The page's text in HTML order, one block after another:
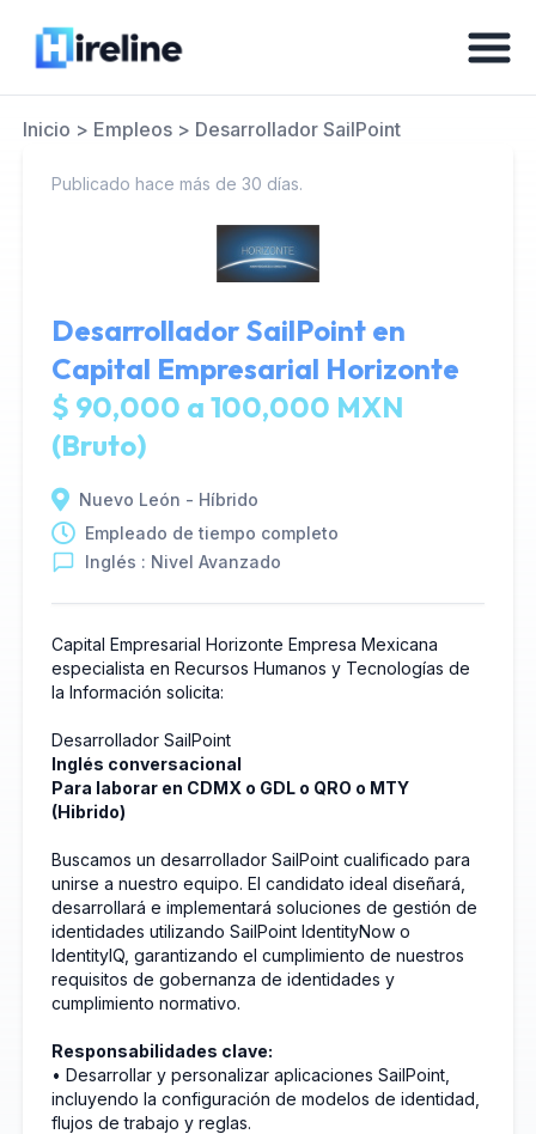
Inicio > Empleos> Desarrollador SailPoint
Publicado hace más de 30 días.
Desarrollador SailPoint en
Capital Empresarial Horizonte
$ 90,000 a 100,000 MXN
(Bruto)
Nuevo León - Híbrido
Empleado de tiempo completo
Inglés : Nivel Avanzado
Capital Empresarial Horizonte Empresa Mexicana
especialista en Recursos Humanos y Tecnologías de
la Información solicita:
Desarrollador SailPoint
Inglés conversacional
Para laborar en CDMX o GDL o QRO o MTY
(Hibrido)
Buscamos un desarrollador SailPoint cualificado para
unirse a nuestro equipo. El candidato ideal diseñará,
desarrollará e implementará soluciones de gestión de
identidades utilizando SailPoint IdentityNow o
IdentityIQ, garantizando el cumplimiento de nuestros
requisitos de gobernanza de identidades y
cumplimiento normativo.
Responsabilidades clave:
• Desarrollar y personalizar aplicaciones SailPoint,
incluyendo la configuración de modelos de identidad,
flujos de trabajo y reglas.